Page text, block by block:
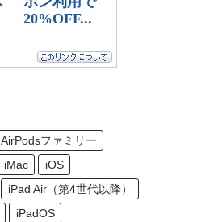
AirPodsファミリー
iMac
iOS
iPad Air（第4世代以降）
iPadOS